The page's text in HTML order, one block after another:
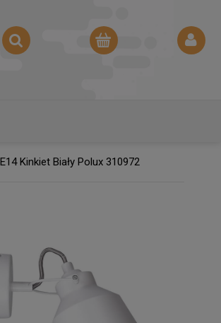
Kinkiet Biały Polux 310972